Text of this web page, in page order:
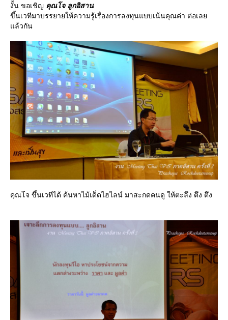
งั้น ขอเชิญ คุณโจ ลูกอิสาน
ขึ้นเวทีมาบรรยายให้ความรู้เรื่องการลงทุนแบบเน้นคุณค่า ต่อเล
ล้วกัน
คุณโจ ขึ้นเวทีได้ ค้นหาไม้เด็ดไฮไลน์ มาสะกดคนดู ให้ตะลึง ตึง ตึง